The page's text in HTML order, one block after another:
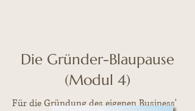
Die Gründer-Blaupause
(Modul 4)
Für die Gründung des eigenen Business'